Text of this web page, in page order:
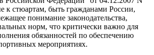
к стюартам, быть гражданами России,
понимание законодательства,
норм, что критически важно для
обязанностей по обеспечению
мероприятиях.